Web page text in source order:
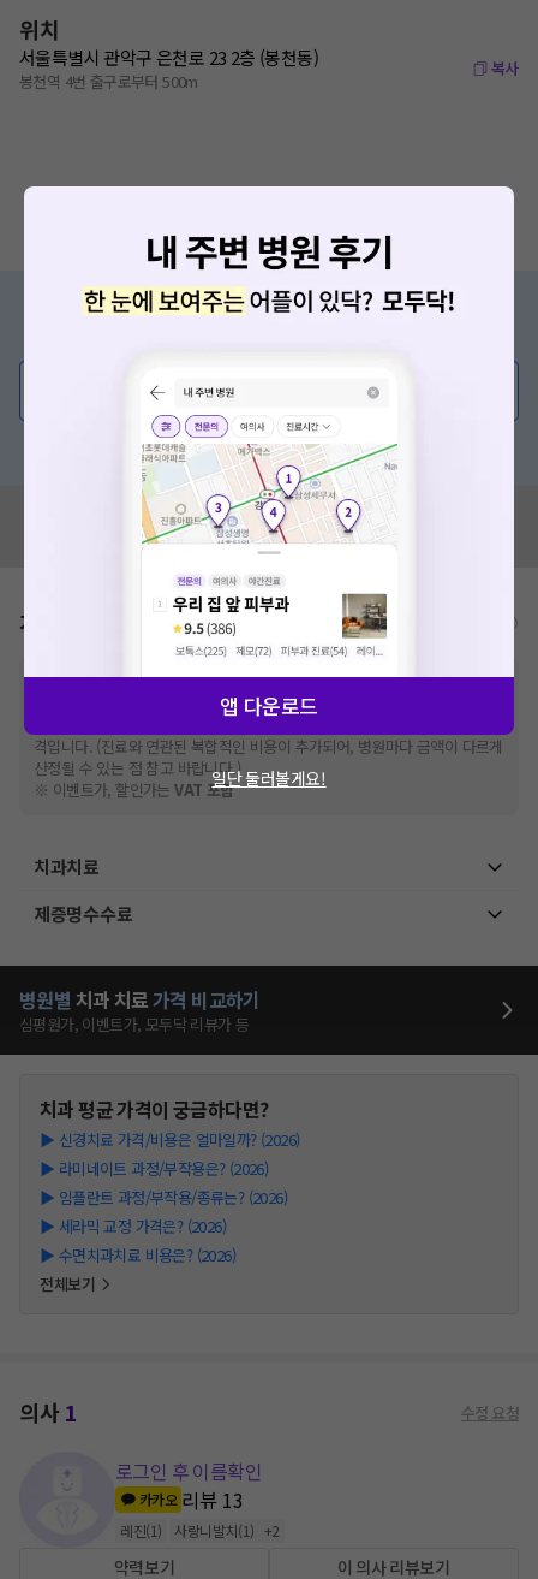
위치
서울특별시 관악구 은천로 23 2층 (봉천동)
봉천역 4번 출구로부터 500m
복사
증상/치료, 궁금한 점이 있나요?
💬 무엇이든 물어보세요
혹은, 의료상담 서비스에 다양한 게시글 보러가기
혹시 잘못된 병원정보가 있나요?
모두닥 팀에 알려주세요!
가격표 비급여/급여 진료란?
※비급여 항목의 경우,추가비용 등으로 실제 가격과 상이할 수 있으니, 정확
한 가격은 해당 의료기관에 직접 문의해주세요.
건강보험심사평가원
격입니다. (진료와 연관된 복합적인 비용이 추가되어, 병원마다 금액이 다르게
산정될 수 있는 점 참고 바랍니다.)
※ 이벤트가, 할인가는VAT 포함
치과치료
제증명수수료
병원별 치과 치료가격 비교하기
심평원가, 이벤트가, 모두닥 리뷰가 등
치과평균 가격이 궁금하다면?
▶ 신경치료 가격/비용은 얼마일까? (2026)
▶ 라미네이트 과정/부작용은? (2026)
▶ 임플란트 과정/부작용/종류는? (2026)
▶ 세라믹 교정 가격은? (2026)
▶ 수면치과치료 비용은? (2026)
전체보기
의사1 수정 요청
로그인 후 이름확인
카카오 리뷰 13
레진(1) 사랑니발치(1) +2
약력보기 이 의사 리뷰보기
앱 다운로드
일단 둘러볼게요!